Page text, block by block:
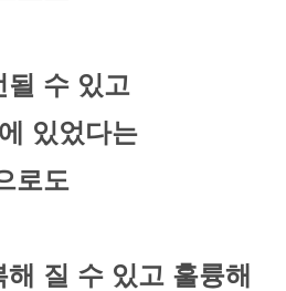
될 수 있고
있었다는
로도
질 수 있고 훌륭해